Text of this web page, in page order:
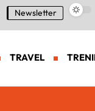
Newsletter
TRAVEL